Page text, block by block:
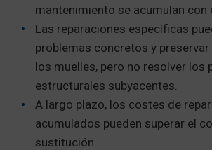
mantenimiento se acumulan con
Las reparaciones específicas
problemas concretos y
los muelles, pero no resolver los
estructurales subyacentes.
A largo plazo, los costes de
acumulados pueden superar el
sustitución.